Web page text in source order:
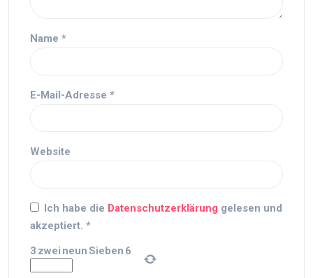
Name *
E-Mail-Adresse *
Website
Ich habe die Datenschutzerklärung gelesen und
akzeptiert. *
3 zwei neunSieben 6